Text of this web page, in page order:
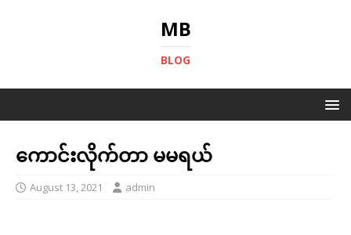
MB
BLOG
ကောင်းလိုက်တာ မမရယ်
August 13, 2021 admin